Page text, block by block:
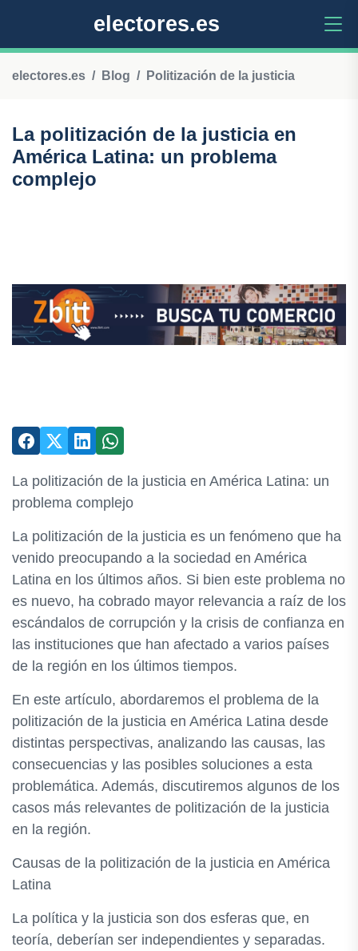
electores.es
electores.es Blog Politización de la justicia
La politización de la justicia en
América Latina: un problema
complejo
La politización de la justicia en América Latina: un
problema complejo
La politización de la justicia es un fenómeno que ha
venido preocupando a la sociedad en América
Latina en los últimos años. Si bien este problema no
es nuevo, ha cobrado mayor relevancia a raíz de los
escándalos de corrupción y la crisis de confianza en
las instituciones que han afectado a varios países
de la región en los últimos tiempos.
En este artículo, abordaremos el problema de la
politización de la justicia en América Latina desde
distintas perspectivas, analizando las causas, las
consecuencias y las posibles soluciones a esta
problemática. Además, discutiremos algunos de los
casos más relevantes de politización de la justicia
en la región.
Causas de la politización de la justicia en América
Latina
La política y la justicia son dos esferas que, en
teoría, deberían ser independientes y separadas.